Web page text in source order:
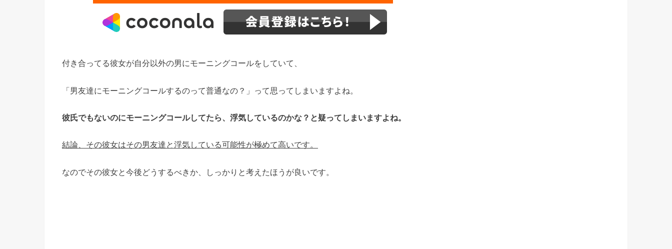
付き合ってる彼女が自分以外の男にモーニングコールをしていて、
「男友達にモーニングコールするのって普通なの？」って思ってしまいますよね。
彼氏でもないのにモーニングコールしてたら、浮気しているのかな？と疑ってしまいますよね。
結論、その彼女はその男友達と浮気している可能性が極めて高いです。
なのでその彼女と今後どうするべきか、しっかりと考えたほうが良いです。